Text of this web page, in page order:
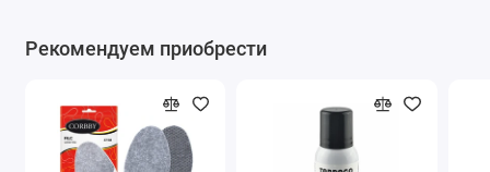
Рекомендуем приобрести